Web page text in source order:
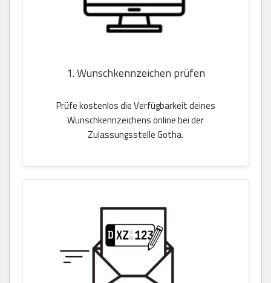
1. Wunschkennzeichen prüfen
Prüfe kostenlos die Verfügbarkeit deines
Wunschkennzeichens online bei der
Zulassungsstelle Gotha.